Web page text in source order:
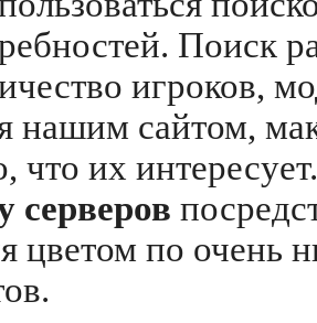
Поиск
игроков,
нашим сайтом,
что их
серверов
цветом по очень